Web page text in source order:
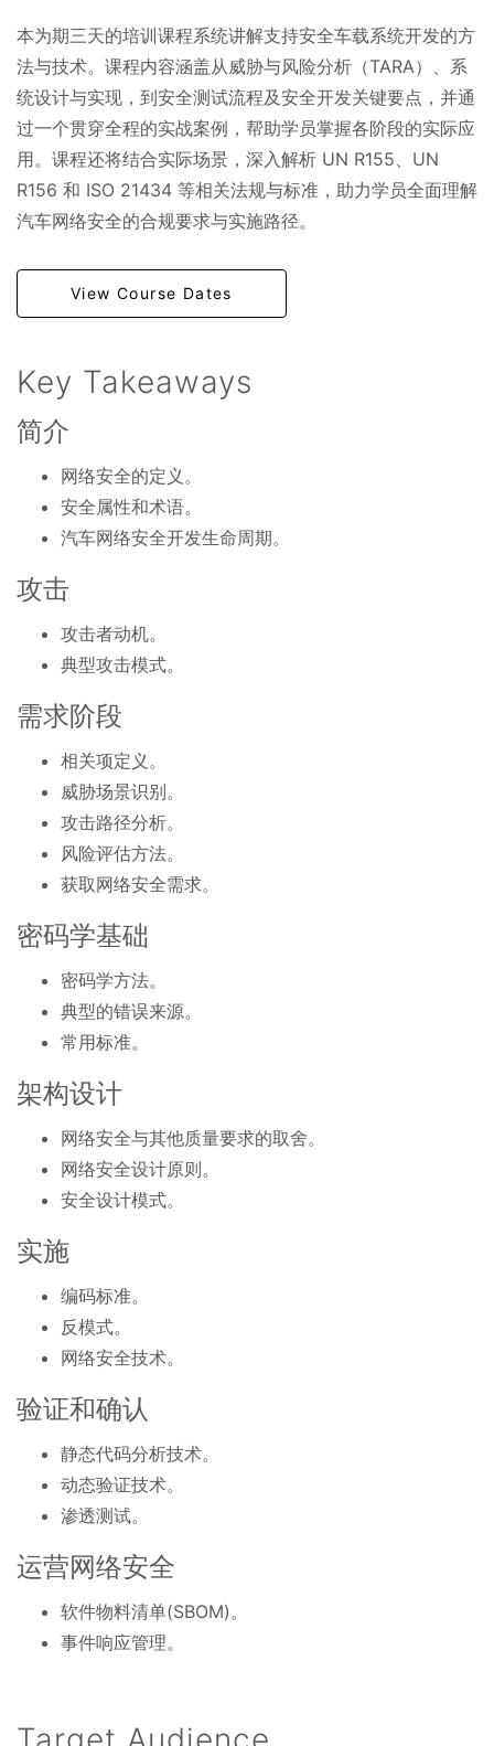
本为期三天的培训课程系统讲解支持安全车载系统开发的方
法与技术。课程内容涵盖从威胁与风险分析（TARA）、系
统设计与实现，到安全测试流程及安全开发关键要点，并通
过一个贯穿全程的实战案例，帮助学员掌握各阶段的实际应
用。课程还将结合实际场景，深入解析 UN R155、UN
R156 和 ISO 21434 等相关法规与标准，助力学员全面理解
汽车网络安全的合规要求与实施路径。
View Course Dates
Key Takeaways
简介
网络安全的定义。
安全属性和术语。
汽车网络安全开发生命周期。
攻击
攻击者动机。
典型攻击模式。
需求阶段
相关项定义。
威胁场景识别。
攻击路径分析。
风险评估方法。
获取网络安全需求。
密码学基础
密码学方法。
典型的错误来源。
常用标准。
架构设计
网络安全与其他质量要求的取舍。
网络安全设计原则。
安全设计模式。
实施
编码标准。
反模式。
网络安全技术。
验证和确认
静态代码分析技术。
动态验证技术。
渗透测试。
运营网络安全
软件物料清单(SBOM)。
事件响应管理。